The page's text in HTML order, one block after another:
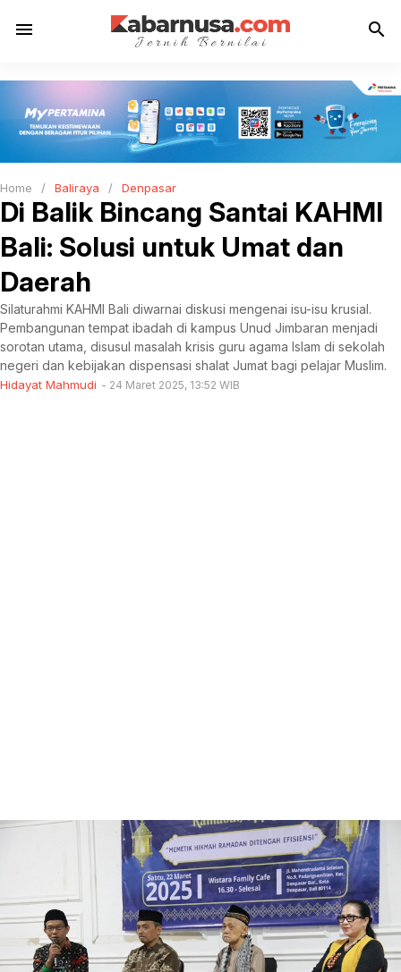
menu search
Home / Baliraya / Denpasar
Di Balik Bincang Santai KAHMI
Bali: Solusi untuk Umat dan
Daerah
Silaturahmi KAHMI Bali diwarnai diskusi mengenai isu-isu krusial.
Pembangunan tempat ibadah di kampus Unud Jimbaran menjadi
sorotan utama, disusul masalah krisis guru agama Islam di sekolah
negeri dan kebijakan dispensasi shalat Jumat bagi pelajar Muslim.
Hidayat Mahmudi 24 Maret 2025, 13:52 WIB